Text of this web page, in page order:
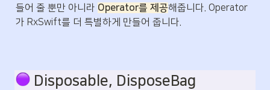
들어 줄 뿐만 아니라 Operator를 제공해줍니다. Operator
가 RxSwift를 더 특별하게 만들어 줍니다.
Disposable, DisposeBag